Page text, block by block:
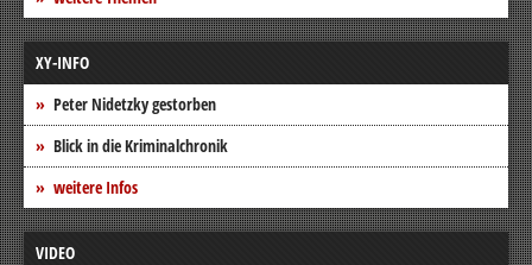
XY-INFO
Peter Nidetzky gestorben
Blick in die Kriminalchronik
weitere Infos
VIDEO